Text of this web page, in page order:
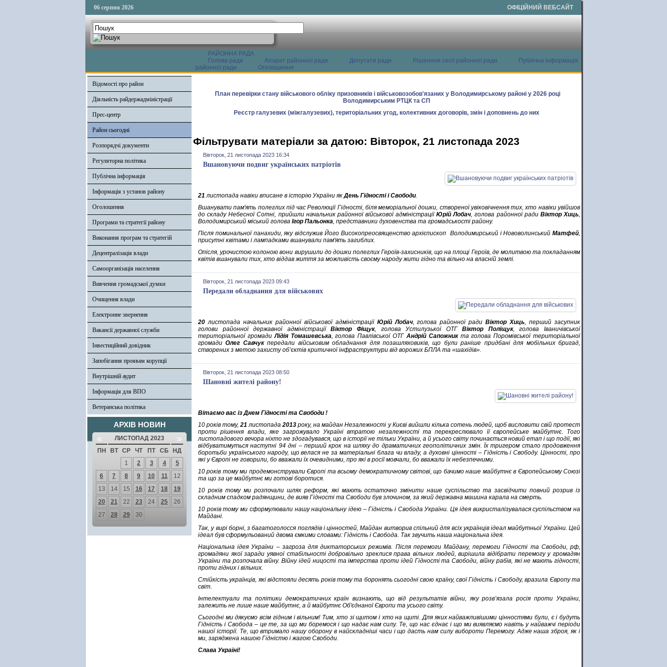
06 серпня 2026 ОФІЦІЙНИЙ ВЕБСАЙТ
РАЙОННА РАДА
Голова ради
Апарат районної ради Депутати ради Рішенння сесії районної ради
Публічна інформація
районної ради
Оголошення
Відомості про район
Діяльність райдержадміністрації
Прес-центр
Район сьогодні
Розпорядчі документи
Регуляторна політика
Публічна інформація
Інформація з установ району
Оголошення
Програми та стратегії району
Виконання програм та стратегій
Децентралізація влади
Самоорганізація населення
Вивчення громадської думки
Очищення влади
Електронне звернення
Вакансії державної служби
Інвестиційний довідник
Запобігання проявам корупції
Внутрішній аудит
Інформація для ВПО
Ветеранська політика
АРХІВ НОВИН
« ЛИСТОПАД 2023 »
ПН ВТ СР ЧТ ПТ СБ
НД
1
2 3 4
5
6
7 8 9 10 11
12
13
14 15 16 17 18
19
20
21 22 23 24 25
26
27
28 29 30
План перевірки стану військового обліку призовників і військовозобов'язаних у Володимирському районі у 2026 році
Володимирським РТЦК та СП
Реєстр галузевих (міжгалузевих), територіальних угод, колективних договорів, змін і доповнень до них
Фільтрувати матеріали за датою: Вівторок, 21 листопада 2023
Вівторок, 21 листопада 2023 16:34
Вшановуючи подвиг українських патріотів
21 листопада навіки вписане в історію України якДень Гідності і Свободи.
Вшанувати пам'ять полеглих під час Революції Гідності, біля меморіальної дошки, створеної увіковічнення тих, хто навіки увійшов
до складу Небесної Сотні, прийшли начальник районної військової адміністраціїЮрій Лобач, голова районної ради Віктор Хиць,
Володимирський міський голова Ігор Пальонка, представники духовенства та громадськості району.
Після поминальної панахиди, яку відслужив Його Високопреосвященство архієпископ Володимирський і Нововолинський Матфей,
присутні квітами і лампадками вшанували пам'ять загиблих.
Опісля, урочистою колоною вони вирушили до дошки полеглих Героїв-захисників, що на площі Героїв, де молитвою та покладанням
квітів вшанували тих, хто віддав життя за можливість своєму народу жити гідно та вільно на власній землі.
Вівторок, 21 листопада 2023 09:43
Передали обладнання для військових
20 листопада начальник районної військової адміністрації Юрій Лобач, голова районної радиВіктор Хиць, перший засупник
голови районної державної адміністраціїВіктор Фіщук, голова Устилузької ОТГВіктор Поліщук, голова Іваничівської
територіальної громадиЛідія Томашевська, голова Павлівської ОТГ Андрій Сапожникта голова Поромівської територіальної
громадиОлег Савчукпередали військовим обладнання для позашляховиків, що були раніше придбані для мобільних бригад,
створених з метою захисту об’єктів критичної інфраструктури від ворожих БПЛА та «шахідів».
Вівторок, 21 листопада 2023 08:50
Шановні жителі району!
Вітаємо вас із Днем Гідності та Свободи !
10 років тому,21 листопада2013 року, на майдан Незалежності у Києві вийшли кілька сотень людей, щоб висловити свій протест
проти рішення влади, яке загрожувало Україні втратою незалежності та перекреслювало її європейське майбутнє. Того
листопадового вечора ніхто не здогадувався, що в історії не тільки України, а й усього світу починається новий етап і що події, які
відбуватимуться наступні 94 дні – перший крок на шляху до драматичних геополітичних змін. Їх тригером стало продовження
боротьби українського народу, що велася не за матеріальні блага чи владу, а духовні цінності – Гідність і Свободу. Цінності, про
які у Європі не говорили, бо вважали їх очевидними, про які в росії мовчали, бо вважали їх небезпечними.
10 років тому ми продемонстрували Європі та всьому демократичному світові, що бачимо наше майбутнє в Європейському Союзі
та що за це майбутнє ми готові боротися.
10 років тому ми розпочали шлях реформ, які мають остаточно змінити наше суспільство та засвідчити повний розрив із
складним спадком радянщини, де вияв Гідності та Свободи був злочином, за який державна машина карала на смерть.
10 років тому ми сформулювали нашу національну ідею – Гідність і Свобода України. Ця ідея викристалізувалася суспільством на
Майдані.
Так, у вирі борні, з багатоголосся поглядів і цінностей, Майдан витворив спільний для всіх українців ідеал майбутньої України. Цей
ідеал був сформульований двома ємкими словами: Гідність і Свобода. Так звучить наша національна ідея.
Національна ідея України – загроза для диктаторських режимів. Після перемоги Майдану, перемоги Гідності та Свободи, рф,
громадяни якої заради уявної стабільності добровільно зреклися права вільних людей, вирішила відібрати перемогу у громадян
України та розпочала війну. Війну ідей ницості та імперства проти ідей Гідності та Свободи, війну рабів, які не мають гідності,
проти гідних і вільних.
Стійкість українців, які відстояли десять років тому та боронять сьогодні свою країну, свої Гідність і Свободу, вразила Європу та
світ.
Інтелектуали та політики демократичних країн визнають, що від результатів війни, яку розв’язала росія проти України,
залежить не лише наше майбутнє, а й майбутнє Об'єднаної Європи та усього світу.
Сьогодні ми дякуємо всім гідним і вільним! Тим, хто зі щитом і хто на щиті. Для яких найважливішими цінностями були, є і будуть
Гідність і Свобода – це те, за що ми боремося і що надає нам силу. Те, що нас єднає і що ми виявляємо навіть у найважчі періоди
нашої історії. Те, що втримало нашу оборону в найскладніші часи і що дасть нам силу вибороти Перемогу. Адже наша зброя, як і
ми, заряджена нашою Гідністю і жагою Свободи.
Слава Україні!